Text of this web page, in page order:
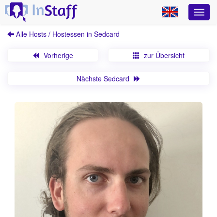
Alle Hosts / Hostessen in Sedcard
Vorherige zur Übersicht
Nächste Sedcard